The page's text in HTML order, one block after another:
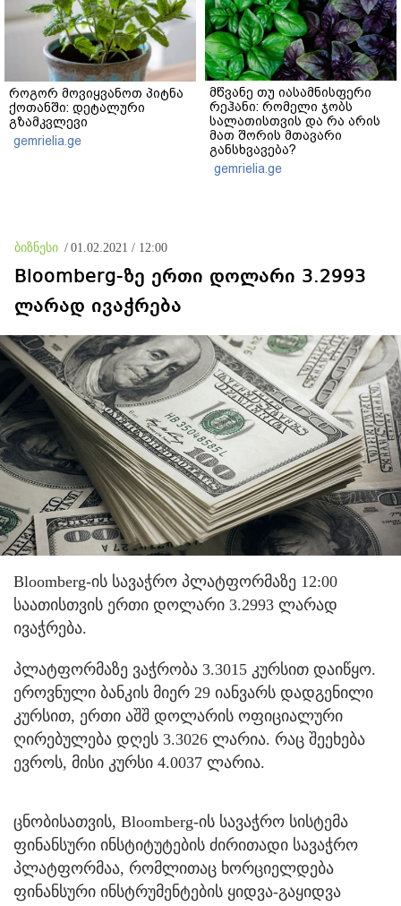
როგორ მოვიყვანოთ პიტნა
ქოთანში: დეტალური
გზამკვლევი
gemrielia.ge
მწვანე თუ იასამნისფერი
რეჰანი: რომელი ჯობს
სალათისთვის და რა არის
მათ შორის მთავარი
განსხვავება?
gemrielia.ge
ბიზნესი / 01.02.2021 / 12:00
Bloomberg-ზე ერთი დოლარი 3.2993
ლარად ივაჭრება
Bloomberg-ის სავაჭრო პლატფორმაზე 12:00
საათისთვის ერთი დოლარი 3.2993 ლარად
ივაჭრება.
პლატფორმაზე ვაჭრობა 3.3015 კურსით დაიწყო.
ეროვნული ბანკის მიერ 29 იანვარს დადგენილი
კურსით, ერთი აშშ დოლარის ოფიციალური
ღირებულება დღეს 3.3026 ლარია. რაც შეეხება
ევროს, მისი კურსი 4.0037 ლარია.
ცნობისათვის, Bloomberg-ის სავაჭრო სისტემა
ფინანსური ინსტიტუტების ძირითადი სავაჭრო
პლატფორმაა, რომლითაც ხორციელდება
ფინანსური ინსტრუმენტების ყიდვა-გაყიდვა